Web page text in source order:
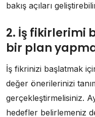
bakış açıları
2. İş fikirlerimi
bir plan
İş fikrinizi başlatmak
değer önerilerinizi
gerçekleştirmelisiniz.
hedefler belirlemeniz